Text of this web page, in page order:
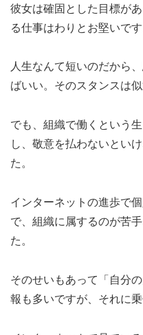
彼女は確固とした目標が
る仕事はわりとお堅いです
人生なんて短いのだから
ばいい。そのスタンスは
でも、組織で働くという
し、敬意を払わないとい
た。
インターネットの進歩で
で、組織に属するのが苦
た。
そのせいもあって「自分
報も多いですが、それに